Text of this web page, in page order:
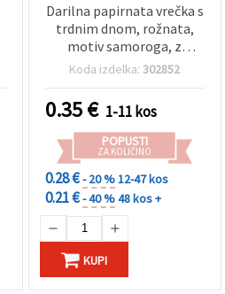
Darilna papirnata vrečka s
trdnim dnom, rožnata,
motiv samoroga, z
nalepkami, 11,5 x 8 x 21
Koda izdelka:302852
0.35€ 1-11 kos
POPUSTI
ZA KOLIČINO
0.28 €- 20 %12-47 kos
0.21 €- 40 %48 kos +
KUPI